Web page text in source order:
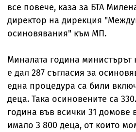
все повече, каза за БТА
директор на дирекция
осиновявания" към МП.
Миналата година министърът
е дал 287 съгласия за
една процедура са били
деца. Така осиновените са
година във всички 31 домове
имало 3 800 деца, от които